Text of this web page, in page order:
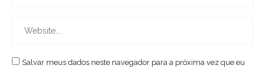
Salvar meus dados neste navegador para a próxima vez que eu